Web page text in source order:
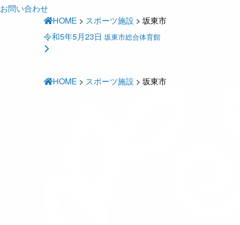
お問い合わせ
HOME > スポーツ施設 > 坂東市
令和5年5月23日 坂東市総合体育館
HOME > スポーツ施設 > 坂東市